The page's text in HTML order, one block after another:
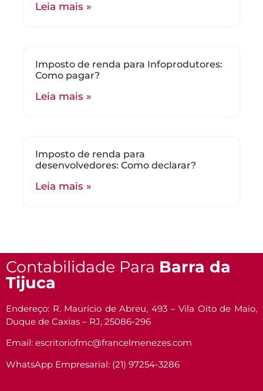
Leia mais »
Imposto de renda para Infoprodutores:
Como pagar?
Leia mais »
Imposto de renda para
desenvolvedores: Como declarar?
Leia mais »
Contabilidade Para Barra da
Tijuca
Endereço: R. Maurício de Abreu, 493 – Vila Oito de Maio,
Duque de Caxias – RJ, 25086-296
Email: escritoriofmc@francelmenezes.com
WhatsApp Empresarial: (21) 97254-3286